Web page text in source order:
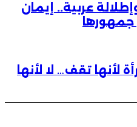
عربية.. إيمان
جمهورها
لأنها تقف… لا لأنها